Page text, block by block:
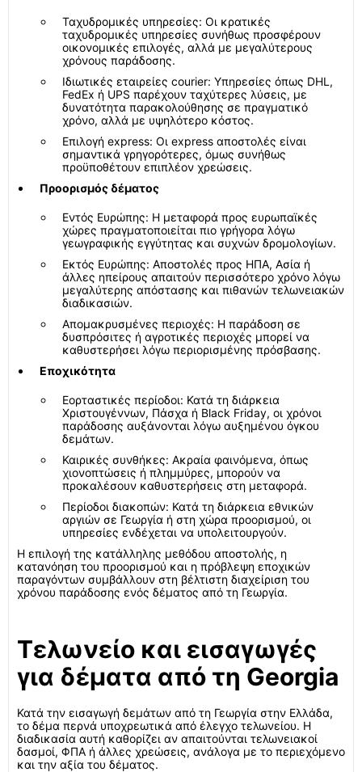
Ταχυδρομικές υπηρεσίες: Οι κρατικές
ταχυδρομικές υπηρεσίες συνήθως προσφέρουν
οικονομικές επιλογές, αλλά με μεγαλύτερους
χρόνους παράδοσης.
Ιδιωτικές εταιρείες courier: Υπηρεσίες όπως DHL,
FedEx ή UPS παρέχουν ταχύτερες λύσεις, με
δυνατότητα παρακολούθησης σε πραγματικό
χρόνο, αλλά με υψηλότερο κόστος.
Επιλογή express: Οι express αποστολές είναι
σημαντικά γρηγορότερες, όμως συνήθως
προϋποθέτουν επιπλέον χρεώσεις.
Προορισμός δέματος
Εντός Ευρώπης: Η μεταφορά προς ευρωπαϊκές
χώρες πραγματοποιείται πιο γρήγορα λόγω
γεωγραφικής εγγύτητας και συχνών δρομολογίων.
Εκτός Ευρώπης: Αποστολές προς ΗΠΑ, Ασία ή
άλλες ηπείρους απαιτούν περισσότερο χρόνο λόγω
μεγαλύτερης απόστασης και πιθανών τελωνειακών
διαδικασιών.
Απομακρυσμένες περιοχές: Η παράδοση σε
δυσπρόσιτες ή αγροτικές περιοχές μπορεί να
καθυστερήσει λόγω περιορισμένης πρόσβασης.
Εποχικότητα
Εορταστικές περίοδοι: Κατά τη διάρκεια
Χριστουγέννων, Πάσχα ή Black Friday, οι χρόνοι
παράδοσης αυξάνονται λόγω αυξημένου όγκου
δεμάτων.
Καιρικές συνθήκες: Ακραία φαινόμενα, όπως
χιονοπτώσεις ή πλημμύρες, μπορούν να
προκαλέσουν καθυστερήσεις στη μεταφορά.
Περίοδοι διακοπών: Κατά τη διάρκεια εθνικών
αργιών σε Γεωργία ή στη χώρα προορισμού, οι
υπηρεσίες ενδέχεται να υπολειτουργούν.
Η επιλογή της κατάλληλης μεθόδου αποστολής, η
κατανόηση του προορισμού και η πρόβλεψη εποχικών
παραγόντων συμβάλλουν στη βέλτιστη διαχείριση του
χρόνου παράδοσης ενός δέματος από τη Γεωργία.
Τελωνείο και εισαγωγές
για δέματα από τη Georgia
Κατά την εισαγωγή δεμάτων από τη Γεωργία στην Ελλάδα,
το δέμα περνά υποχρεωτικά από έλεγχο τελωνείου. Η
διαδικασία αυτή καθορίζει αν απαιτούνται τελωνειακοί
δασμοί, ΦΠΑ ή άλλες χρεώσεις, ανάλογα με το περιεχόμενο
και την αξία του δέματος.